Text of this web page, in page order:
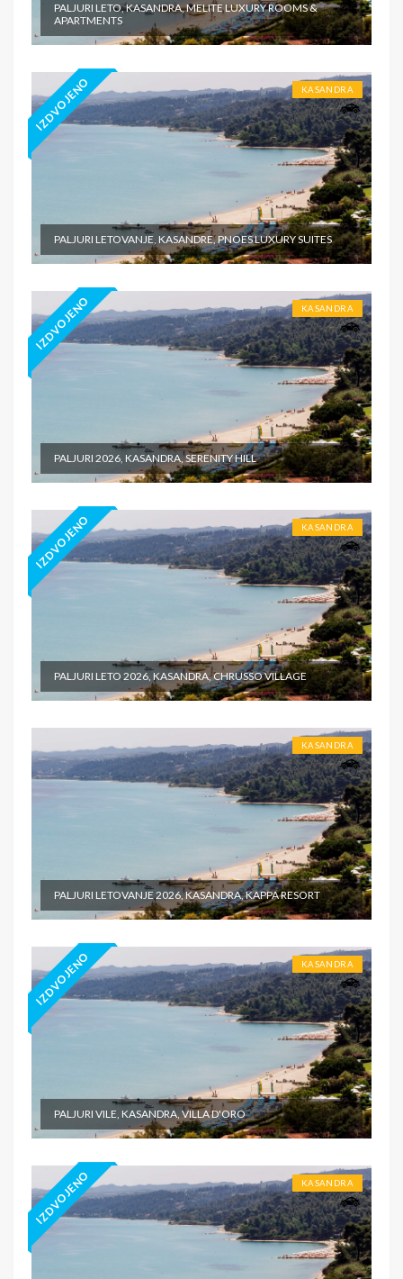
PALJURI LETO, KASANDRA, MELITE LUXURY ROOMS &
APARTMENTS
IZDVOJENO KASANDRA
PALJURI LETOVANJE, KASANDRE, PNOES LUXURY SUITES
IZDVOJENO KASANDRA
PALJURI 2026, KASANDRA, SERENITY HILL
IZDVOJENO KASANDRA
PALJURI LETO 2026, KASANDRA, CHRUSSO VILLAGE
KASANDRA
PALJURI LETOVANJE 2026, KASANDRA, KAPPA RESORT
IZDVOJENO KASANDRA
PALJURI VILE, KASANDRA, VILLA D'ORO
IZDVOJENO KASANDRA